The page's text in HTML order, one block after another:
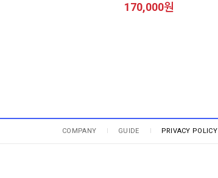
170,000원
COMPANY GUIDE PRIVACY POLICY